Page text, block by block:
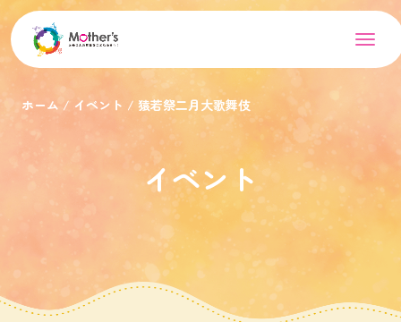
ホーム イベント 猿若祭二月大歌舞伎
イベント